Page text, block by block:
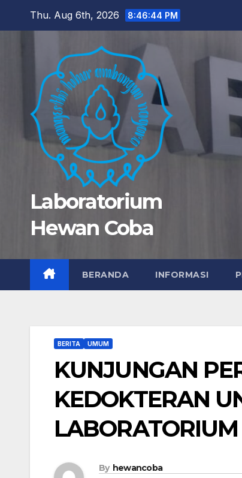
Thu. Aug 6th, 2026 8:46:45 PM
Laboratorium
Hewan Coba
BERANDA INFORMASI
BERITA UMUM
KUNJUNGAN
KEDOKTERAN
By hewancoba